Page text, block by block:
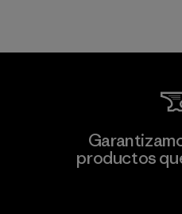
productos